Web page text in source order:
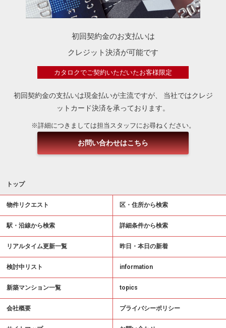
初回契約金のお支払いは
クレジット決済が可能です
カタロクでご契約いただいたお客様限定
初回契約金の支払いは現金払いが主流ですが、
当社ではクレジ
ットカード決済を承っております。
※詳細につきましては担当スタッフにお尋ねください。
お問い合わせはこちら
トップ
物件リクエスト 区・住所から検索
駅・沿線から検索 詳細条件から検索
リアルタイム更新一覧 昨日・本日の新着
検討中リスト information
新築マンション一覧 topics
会社概要 プライバシーポリシー